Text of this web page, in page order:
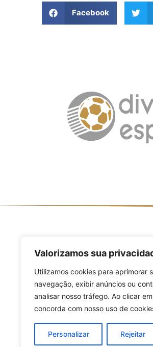
Valorizamos sua
Utilizamos cookies para aprimorar
navegação, exibir anúncios ou
analisar nosso tráfego. Ao clicar
concorda com nosso uso de
Personalizar Rejeitar
Facebook
O Divulga